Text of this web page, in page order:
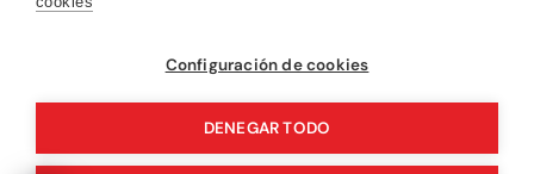
Configuración de cookies
DENEGAR TODO
Vuelvo en un momento. Recuerda que
nuestro horario de atención al cliente es de